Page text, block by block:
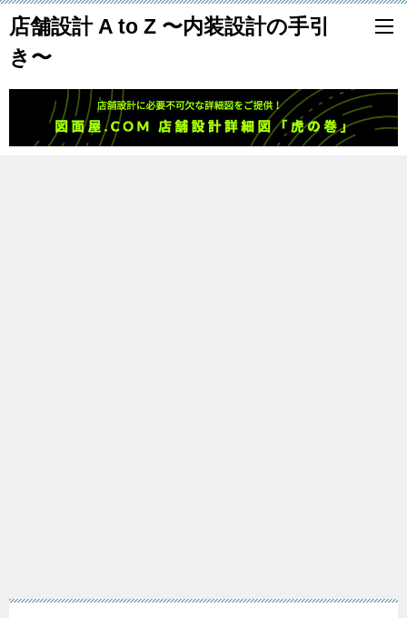
店舗設計 A to Z 〜内装設計の手引
き〜